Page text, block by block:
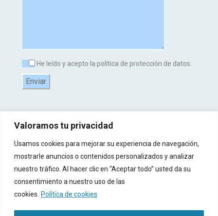
Valoramos tu privacidad
Usamos cookies para mejorar su experiencia de navegación,
mostrarle anuncios o contenidos personalizados y analizar
nuestro tráfico. Al hacer clic en “Aceptar todo” usted da su
consentimiento a nuestro uso de las
cookies. Política de cookies
He leído y acepto la política de protección de datos.